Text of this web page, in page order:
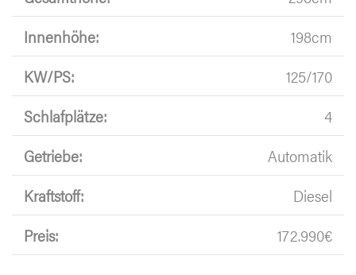
Innenhöhe:
198cm
KW/PS:
125/170
Schlafplätze:
4
Getriebe:
Automatik
Kraftstoff:
Diesel
Preis:
172.990€